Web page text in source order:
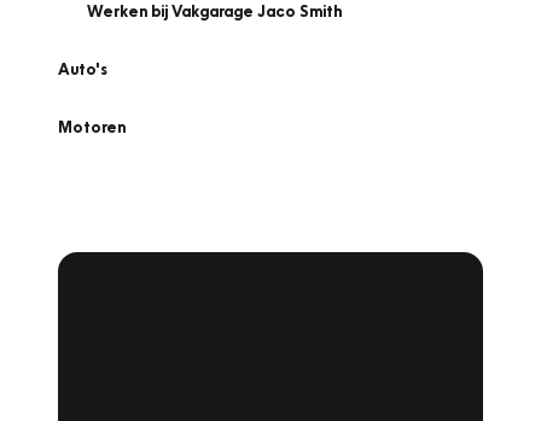
Werken bij Vakgarage Jaco Smith
Auto's
Motoren